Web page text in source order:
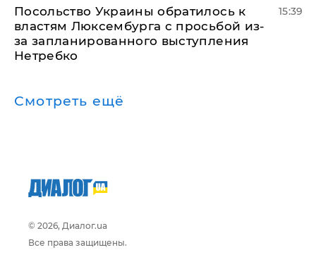
Посольство Украины обратилось к
властям Люксембурга с просьбой из-
за запланированного выступления
Нетребко
15:39
Смотреть ещё
© 2026, Диалог.ua
Все права защищены.